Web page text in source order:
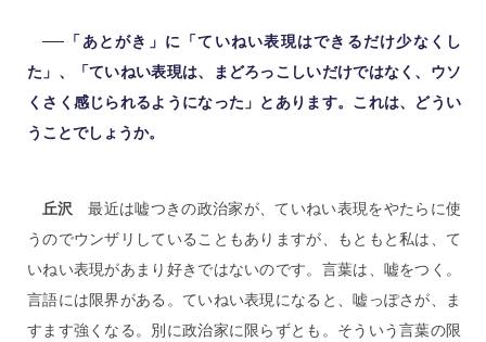
──「あとがき」に「ていねい表現はできるだけ少なくし
た」、「ていねい表現は、まどろっこしいだけではなく、ウソ
くさく感じられるようになった」とあります。これは、どうい
うことでしょうか。
丘沢 最近は嘘つきの政治家が、ていねい表現をやたらに使
うのでウンザリしていることもありますが、もともと私は、て
いねい表現があまり好きではないのです。言葉は、嘘をつく。
言語には限界がある。ていねい表現になると、嘘っぽさが、ま
すます強くなる。別に政治家に限らずとも。そういう言葉の限